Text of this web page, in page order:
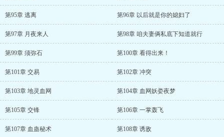
第95章 逃离 第96章 以后就是你的媳妇了
第97章 月夜来人 第98章 咱夫妻俩私底下知道就行
第99章 须弥石 第100章 看得出来！
第101章 交易 第102章 冲突
第103章 地灵血网 第104章 血网妖娄夜梦
第105章 交锋 第106章 一掌轰飞
第107章 血蛊秘术 第108章 诱敌